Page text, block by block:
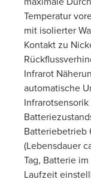
Temperatur
mit isolierter
Kontakt zu
Infrarot
automatische
Infrarotsensorik
Batteriebetrieb
(Lebensdauer
Tag, Batterie
Laufzeit